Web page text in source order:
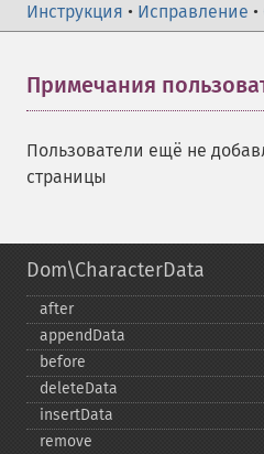
Инструкция • Исправление •
Примечания
Пользователи ещё не
страницы
Dom\CharacterData
after
appendData
before
deleteData
insertData
remove